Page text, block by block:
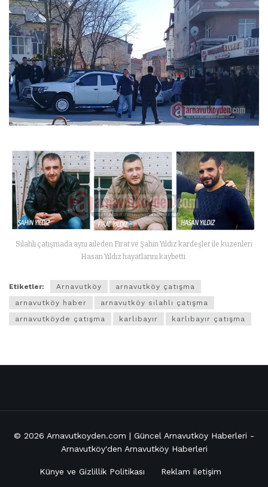
Silahlı çatışmada aynı aileden Fırat ve Şahin Yıldız kardeşler ile kuzenleri
Hasan Yıldız hayatlarını kaybetti.
Etiketler: Arnavutköy
arnavutköy çatışma
arnavutköy haber
arnavutköy silahlı çatışma
arnavutköyde çatışma
karlıbayır karlıbayır çatışma
© 2026 Arnavutkoyden.com | Güncel Arnavutköy Haberleri -
Arnavutköy'den Arnavutköy Haberleri
Künye ve Gizlillik Politikası Reklam iletişim